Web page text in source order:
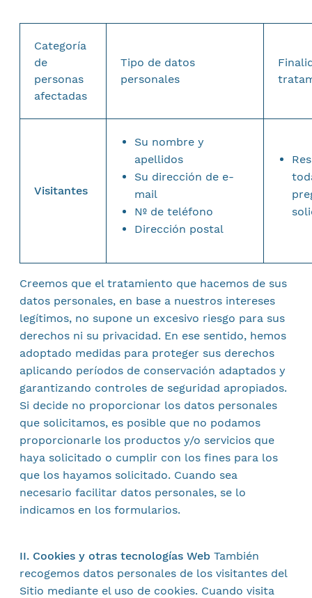
Categoría
de
personas
afectadas
Tipo de datos
personales
Visitantes
Su nombre y
apellidos
Su dirección de e-
mail
Nº de teléfono
Dirección postal
Creemos que el tratamiento que hacemos de sus
datos personales, en base a nuestros intereses
legítimos, no supone un excesivo riesgo para sus
derechos ni su privacidad. En ese sentido, hemos
adoptado medidas para proteger sus derechos
aplicando períodos de conservación adaptados y
garantizando controles de seguridad apropiados.
Si decide no proporcionar los datos personales
que solicitamos, es posible que no podamos
proporcionarle los productos y/o servicios que
haya solicitado o cumplir con los fines para los
que los hayamos solicitado. Cuando sea
necesario facilitar datos personales, se lo
indicamos en los formularios.
II. Cookies y otras tecnologías Web También
recogemos datos personales de los visitantes del
Sitio mediante el uso de cookies. Cuando visita